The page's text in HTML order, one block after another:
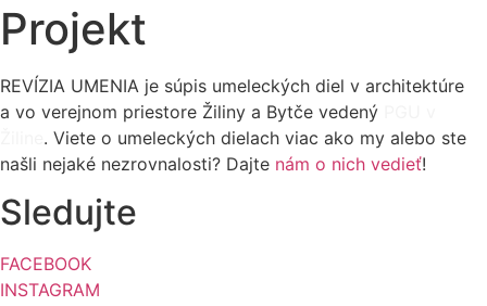
Projekt
REVÍZIA UMENIA je súpis umeleckých diel v architektúre
a vo verejnom priestore Žiliny a Bytče vedený
. Viete o umeleckých dielach viac ako my alebo ste
našli nejaké nezrovnalosti? Dajte nám o nich vedieť!
Sledujte
FACEBOOK
INSTAGRAM